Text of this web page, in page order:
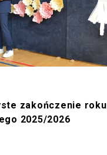
zakończenie roku
2025/2026